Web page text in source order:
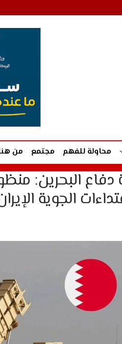
محاولة للفهم مجتمع من
دفاع البحرين:
الجوية